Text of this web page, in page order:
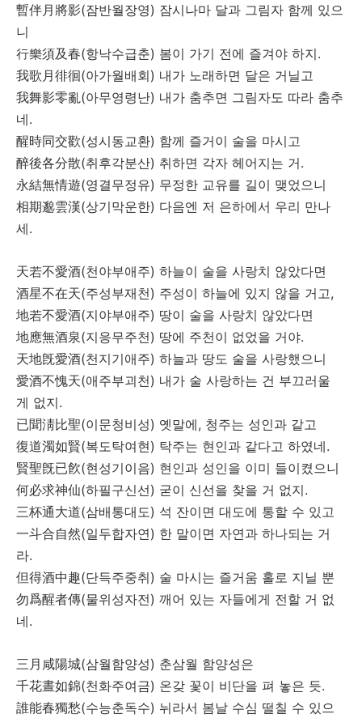
暫伴月將影(잠반월장영) 잠시나마 달과 그림자 함께
있으
니
行樂須及春(항낙수급춘) 봄이 가기 전에 즐겨야 하지 .
我歌月徘徊(아가월배회 ) 내가 노래하면 달은 거닐고
我舞影零亂(아무영령난) 내가 춤추면 그림자도 따라 춤추
네 .
醒時同交歡(성시동교환) 함께 즐거이 술을 마시고
醉後各分散(취후각분산) 취하면 각자 헤어지는 거 .
永結無情遊(영결무정유) 무정한 교유를 길이 맺었으니
相期邈雲漢(상기막운한) 다음엔 저 은하에서 우리
만나
세 .
天若不愛酒(천야부애주) 하늘이 술을 사랑치 않았다면
酒星不在天(주성부재천 ) 주성이 하늘에 있지 않을 거고,
地若不愛酒(지야부애주) 땅이 술을 사랑치 않았다면
地應無酒泉(지응무주천 ) 땅에 주천이 없었을 거야.
天地旣愛酒(천지기애주) 하늘과 땅도 술을 사랑했으니
愛酒不愧天(애주부괴천 ) 내가 술 사랑하는 건 부끄러울
게
없지 .
已聞淸比聖(이문청비성) 옛말에 , 청주는 성인과 같고
復道濁如賢(복도탁여현 ) 탁주는 현인과 같다고 하였네 .
賢聖旣已飮(현성기이음) 현인과 성인을 이미 들이켰으니
何必求神仙(하필구신선 ) 굳이 신선을 찾을 거 없지 .
三杯通大道(삼배통대도) 석 잔이면 대도에 통할 수 있고
一斗合自然(일두합자연 ) 한 말이면 자연과 하나되는 거
라.
但得酒中趣(단득주중취 ) 술 마시는 즐거움 홀로 지닐 뿐
勿爲醒者傳(물위성자전 ) 깨어 있는 자들에게 전할 거 없
네 .
三月咸陽城(삼월함양성) 춘삼월 함양성은
千花晝如錦(천화주여금) 온갖 꽃이 비단을 펴 놓은 듯.
誰能春獨愁(수능춘독수) 뉘라서 봄날 수심 떨칠 수 있으